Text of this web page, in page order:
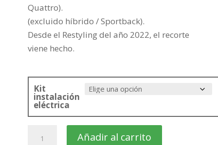
Quattro).
(excluido híbrido / Sportback).
Desde el Restyling del año 2022, el recorte
viene hecho.
Kit
instalación
eléctrica
Añadir al carrito